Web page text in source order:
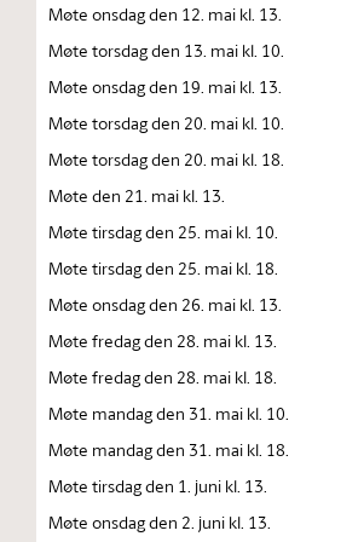
Møte onsdag den 12. mai kl. 13.
Møte torsdag den 13. mai kl. 10.
Møte onsdag den 19. mai kl. 13.
Møte torsdag den 20. mai kl. 10.
Møte torsdag den 20. mai kl. 18.
Møte den 21. mai kl. 13.
Møte tirsdag den 25. mai kl. 10.
Møte tirsdag den 25. mai kl. 18.
Møte onsdag den 26. mai kl. 13.
Møte fredag den 28. mai kl. 13.
Møte fredag den 28. mai kl. 18.
Møte mandag den 31. mai kl. 10.
Møte mandag den 31. mai kl. 18.
Møte tirsdag den 1. juni kl. 13.
Møte onsdag den 2. juni kl. 13.